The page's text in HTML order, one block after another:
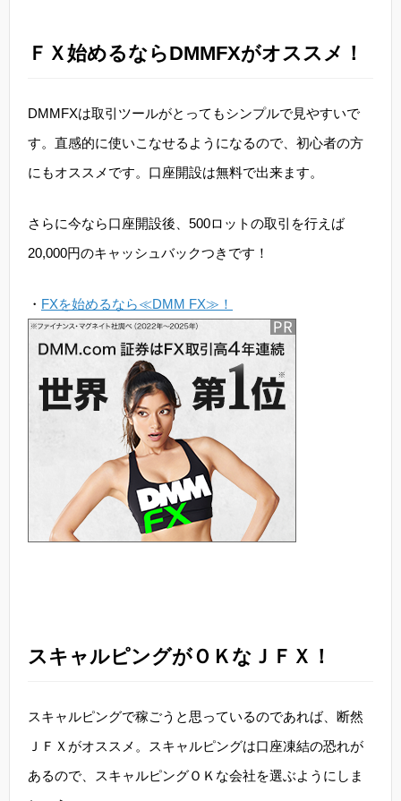
ＦＸ始めるならDMMFXがオススメ！
DMMFXは取引ツールがとってもシンプルで見やすいで
す。直感的に使いこなせるようになるので、初心者の方
にもオススメです。口座開設は無料で出来ます。
さらに今なら口座開設後、500ロットの取引を行えば
20,000円のキャッシュバックつきです！
・ FXを始めるなら≪DMM FX≫！
スキャルピングがＯＫなＪＦＸ！
スキャルピングで稼ごうと思っているのであれば、断然
ＪＦＸがオススメ。スキャルピングは口座凍結の恐れが
あるので、スキャルピングＯＫな会社を選ぶようにしま